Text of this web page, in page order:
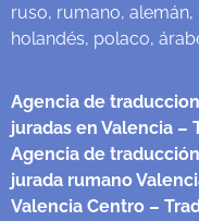
ruso, rumano,
holandés, polaco,
Agencia de
juradas en Valencia –
Agencia de
jurada rumano
Valencia Centro –